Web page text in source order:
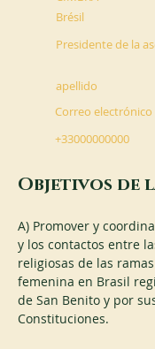
Brésil
Presidente de la
apellido
Correo electrónico
+33000000000
Objetivos de
A) Promover y
y los contactos entre
religiosas de las
femenina en Brasil
de San Benito y por
Constituciones.